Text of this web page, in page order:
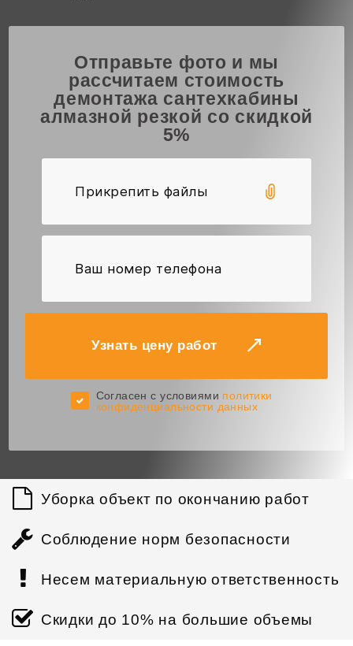
Отправьте фото и мы
рассчитаем стоимость
демонтажа сантехкабины
алмазной резкой со скидкой
5%
Прикрепить файлы
Узнать цену работ
Cогласен с условиями политики
конфиденциальности данных
Уборка объект по окончанию работ
Соблюдение норм безопасности
Несем материальную ответственность
Скидки до 10% на большие объемы